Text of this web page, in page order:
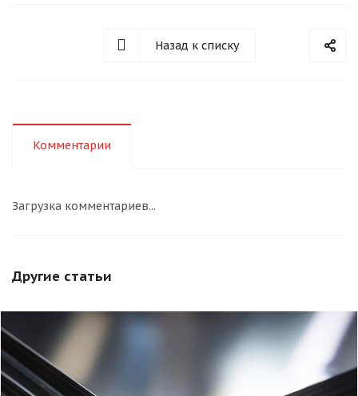
Назад к списку
Комментарии
Загрузка комментариев...
Другие статьи